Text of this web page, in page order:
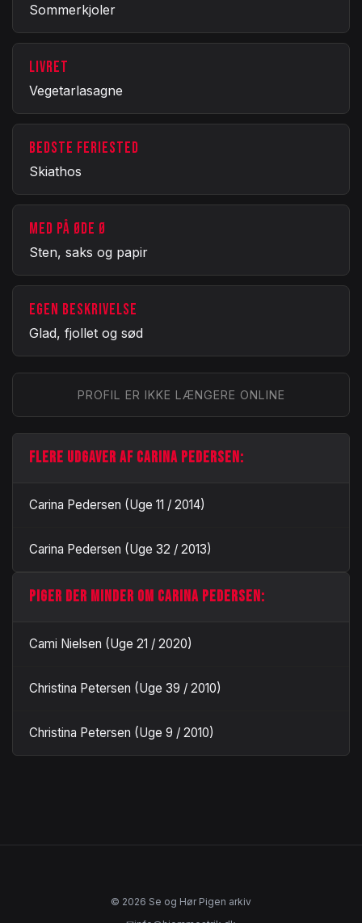
Sommerkjoler
LIVRET
Vegetarlasagne
BEDSTE FERIESTED
Skiathos
MED PÅ ØDE Ø
Sten, saks og papir
EGEN BESKRIVELSE
Glad, fjollet og sød
PROFIL ER IKKE LÆNGERE ONLINE
FLERE UDGAVER AF CARINA PEDERSEN:
Carina Pedersen (Uge 11 / 2014)
Carina Pedersen (Uge 32 / 2013)
PIGER DER MINDER OM CARINA PEDERSEN:
Cami Nielsen (Uge 21 / 2020)
Christina Petersen (Uge 39 / 2010)
Christina Petersen (Uge 9 / 2010)
© 2026 Se og Hør Pigen arkiv